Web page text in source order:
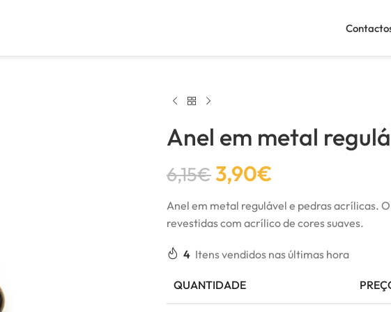
Anel em metal
6,15€3,90€
Anel em metal regulável e pedras acrílicas.
revestidas com acrílico de cores suaves.
4 Itens vendidos nas últimas hora
QUANTIDADE